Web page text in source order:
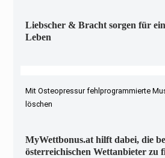
Liebscher & Bracht sorgen für
Leben
Mit Osteopressur fehlprogrammierte
löschen
MyWettbonus.at hilft dabei, die
österreichischen Wettanbieter zu